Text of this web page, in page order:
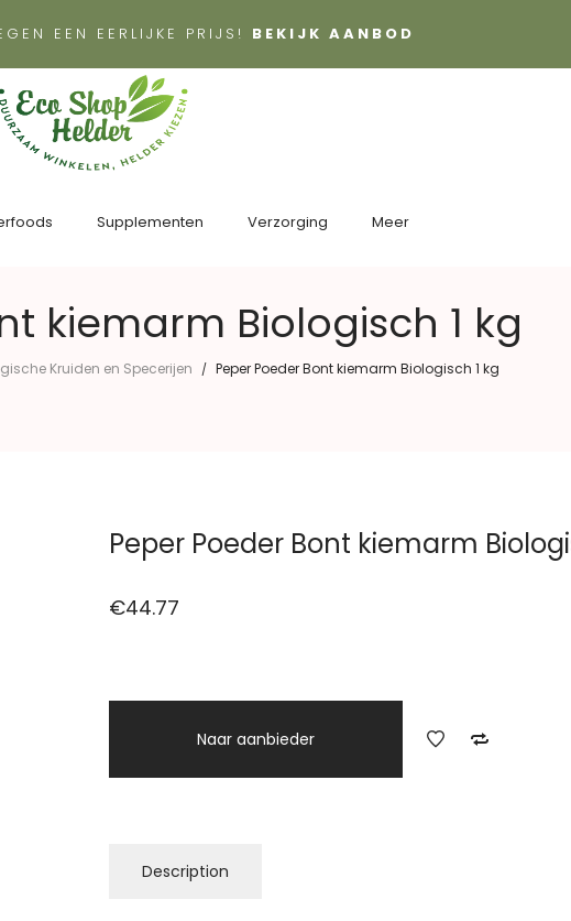
EEN EERLIJKE PRIJS! BEKIJK AANBOD
Supplementen Verzorging Meer
kiemarm Biologisch 1 kg
Kruiden en Specerijen / Peper Poeder Bont kiemarm Biologisch 1 kg
Peper Poeder Bont kiemarm
€44.77
Naar aanbieder
Description